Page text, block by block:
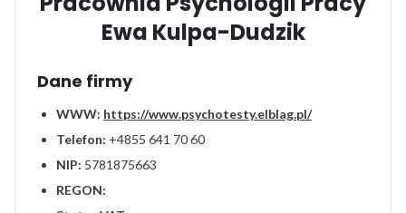
Ewa Kulpa-Dudzik
Dane firmy
WWW: https://www.psychotesty.elblag.pl/
Telefon: +4855 641 70 60
NIP: 5781875663
REGON: